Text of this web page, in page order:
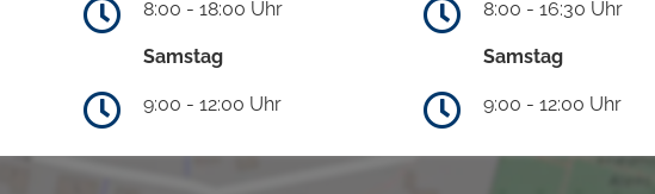
8:00 - 18:00 Uhr
Samstag
9:00 - 12:00 Uhr
8:00 - 16:30 Uhr
Samstag
9:00 - 12:00 Uhr